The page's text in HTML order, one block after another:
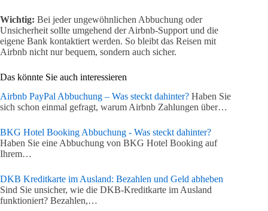
Wichtig: Bei jeder ungewöhnlichen Abbuchung oder
Unsicherheit sollte umgehend der Airbnb-Support und die
eigene Bank kontaktiert werden. So bleibt das Reisen mit
Airbnb nicht nur bequem, sondern auch sicher.
Das könnte Sie auch interessieren
Airbnb PayPal Abbuchung – Was steckt dahinter? Haben Sie
sich schon einmal gefragt, warum Airbnb Zahlungen über…
BKG Hotel Booking Abbuchung - Was steckt dahinter?
Haben Sie eine Abbuchung von BKG Hotel Booking auf
Ihrem…
DKB Kreditkarte im Ausland: Bezahlen und Geld abheben
Sind Sie unsicher, wie die DKB-Kreditkarte im Ausland
funktioniert? Bezahlen,…